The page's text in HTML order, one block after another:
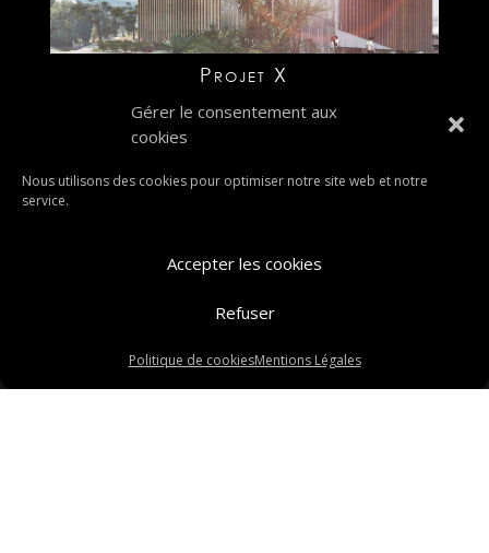
Gérer le consentement aux
cookies
Nous utilisons des cookies pour optimiser notre site web et notre
service.
Accepter les cookies
Refuser
Politique de cookiesMentions Légales
Projet X